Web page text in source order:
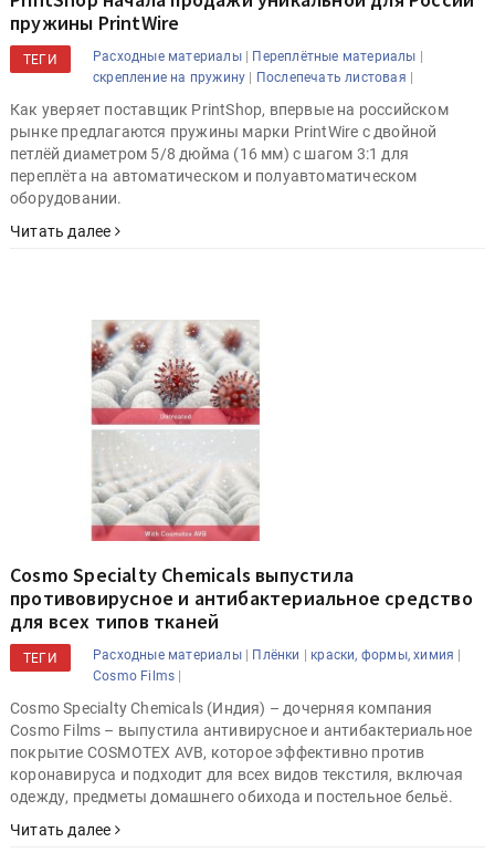
пружины PrintWire
ТЕГИ Расходные материалы| Переплётные материалы |
скрепление на пружину | Послепечать листовая |
Как уверяет поставщик PrintShop, впервые на российском
рынке предлагаются пружины марки PrintWire с двойной
петлёй диаметром 5/8 дюйма (16 мм) с шагом 3:1 для
переплёта на автоматическом и полуавтоматическом
оборудовании.
Читать далее
Cosmo Specialty Chemicals выпустила
противовирусное и антибактериальное средство
для всех типов тканей
ТЕГИ Расходные материалы| Плёнки | краски, формы, химия |
Cosmo Films |
Cosmo Specialty Chemicals (Индия) – дочерняя компания
Cosmo Films – выпустила антивирусное и антибактериальное
покрытие COSMOTEX AVB, которое эффективно против
коронавируса и подходит для всех видов текстиля, включая
одежду, предметы домашнего обихода и постельное бельё.
Читать далее